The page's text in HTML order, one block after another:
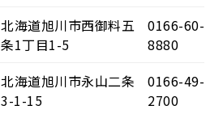
北海道旭川市西御料五
条1丁目1-5
0166-60-
8880
北海道旭川市永山二条
3-1-15
0166-49-
2700